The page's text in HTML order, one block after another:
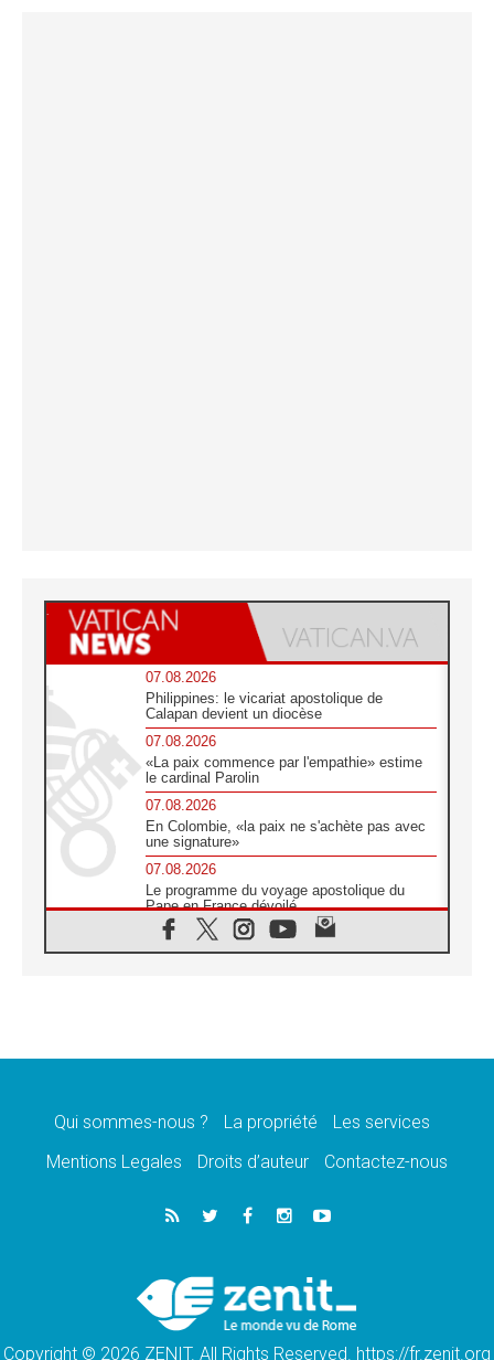
07.08.2026
Philippines: le vicariat apostolique de
Calapan devient un diocèse
07.08.2026
«La paix commence par l'empathie» estime
le cardinal Parolin
07.08.2026
En Colombie, «la paix ne s'achète pas avec
une signature»
07.08.2026
Le programme du voyage apostolique du
Pape en France dévoilé
07.08.2026
1ère Conférence continentale sur l'éducation
07.08.2026
07.08.2026
lancement des «dix jours de prière pour la
06.08.2026
Préparatifs des JMJ 2027 à Séoul: «c'est
Chrétiens et confucéens: respect et sagesse
pour relever les «défis urgents»
Qui sommes-nous ? La propriété
Les services
Mentions Legales
Droits d’auteur Contactez-nous
Copyright © 2026 ZENIT. All Rights Reserved. https://fr.zenit.org